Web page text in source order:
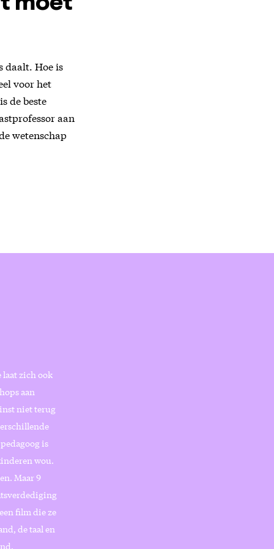
moet
daalt. Hoe is
voor het
de beste
aan
wetenschap
laat zich ook
aan
niet terug
is
wou.
Maar 9
film die ze
de taal en